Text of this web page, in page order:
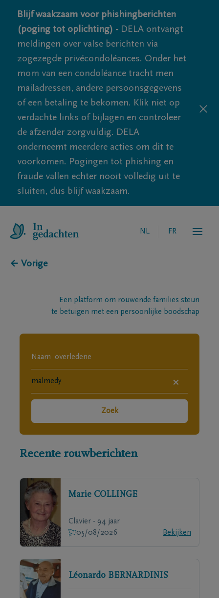
Blijf waakzaam voor phishingberichten
(poging tot oplichting) - DELA ontvangt
meldingen over valse berichten via
zogezegde privécondoléances. Onder het
mom van een condoléance tracht men
mailadressen, andere persoonsgegevens
of een betaling te bekomen. Klik niet op
verdachte links of bijlagen en controleer
de afzender zorgvuldig. DELA
onderneemt meerdere acties om dit te
voorkomen. Pogingen tot phishing en
fraude vallen echter nooit volledig uit te
sluiten, dus blijf waakzaam.
NL FR
← Vorige
Een platform om rouwende families steun
te betuigen met een persoonlijke boodschap
×
Zoek
Recente rouwberichten
Marie COLLINGE
Clavier - 94 jaar
05/08/2026
Bekijken
Léonardo BERNARDINIS